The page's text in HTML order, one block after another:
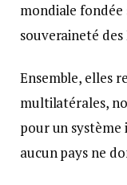
mondiale fondée
souveraineté des
Ensemble, elles
multilatérales,
pour un
aucun pays ne